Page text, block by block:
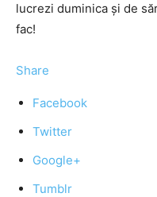
lucrezi duminica şi de
fac!
Share
Facebook
Twitter
Google+
Tumblr